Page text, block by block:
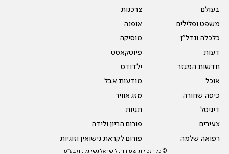
בעולם
משפט ופלילים
כלכלה ונדל"ן
דעות
חדשות המגזר
אוכל
כיפה שחורה
דיגיטל
צעירים
רפואה שלמה
צרכנות
אופנה
מוסיקה
פיוטקאסט
ילדודס
מודעות אבל
מזג אוויר
תגיות
פורום הריון ולידה
פורום לקראת נישואין וזוגיות
© כל הזכויות שמורות לישראל נשיונל ניוז בע"מ.